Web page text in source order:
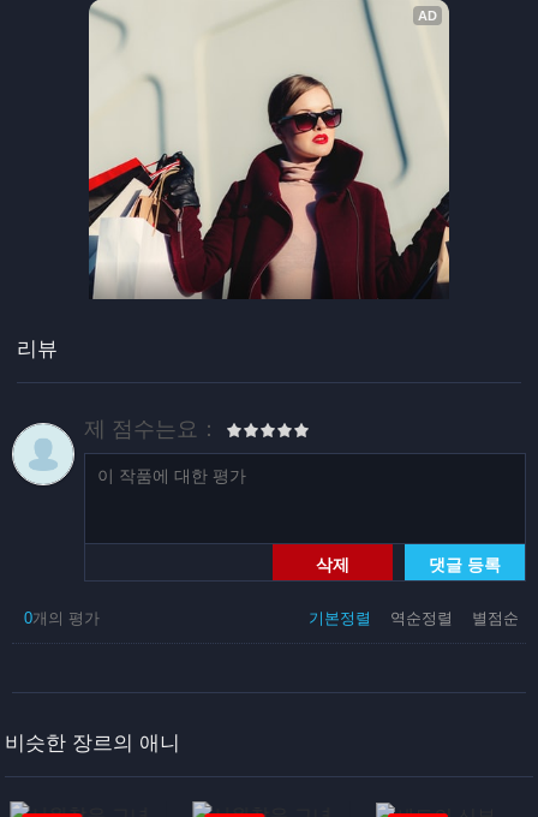
리뷰
제 점수는요：
삭제 댓글 등록
기본정렬 역순정렬 별점순
0개의 평가
비슷한 장르의 애니